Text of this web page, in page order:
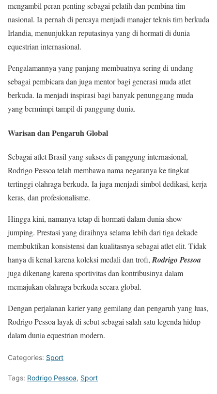
mengambil peran penting sebagai pelatih dan pembina tim
nasional. Ia pernah di percaya menjadi manajer teknis tim berkuda
Irlandia, menunjukkan reputasinya yang di hormati di dunia
equestrian internasional.
Pengalamannya yang panjang membuatnya sering di undang
sebagai pembicara dan juga mentor bagi generasi muda atlet
berkuda. Ia menjadi inspirasi bagi banyak penunggang muda
yang bermimpi tampil di panggung dunia.
Warisan dan Pengaruh Global
Sebagai atlet Brasil yang sukses di panggung internasional,
Rodrigo Pessoa telah membawa nama negaranya ke tingkat
tertinggi olahraga berkuda. Ia juga menjadi simbol dedikasi, kerja
keras, dan profesionalisme.
Hingga kini, namanya tetap di hormati dalam dunia show
jumping. Prestasi yang diraihnya selama lebih dari tiga dekade
membuktikan konsistensi dan kualitasnya sebagai atlet elit. Tidak
hanya di kenal karena koleksi medali dan trofi, Rodrigo Pessoa
juga dikenang karena sportivitas dan kontribusinya dalam
memajukan olahraga berkuda secara global.
Dengan perjalanan karier yang gemilang dan pengaruh yang luas,
Rodrigo Pessoa layak di sebut sebagai salah satu legenda hidup
dalam dunia equestrian modern.
Categories: Sport
Tags: Rodrigo Pessoa, Sport